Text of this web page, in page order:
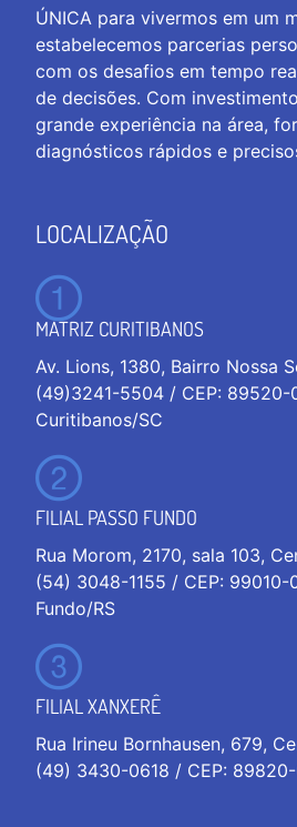
ÚNICA para vivermos em um
estabelecemos parcerias
com os desafios em tempo
de decisões. Com
grande experiência na área,
diagnósticos rápidos e
LOCALIZAÇÃO
MATRIZ CURITIBANOS
Av. Lions, 1380, Bairro Nossa
(49)3241-5504 / CEP: 89520-
Curitibanos/SC
FILIAL PASSO FUNDO
Rua Morom, 2170, sala 103,
(54) 3048-1155 / CEP: 99010-
Fundo/RS
FILIAL XANXERÊ
Rua Irineu Bornhausen, 679,
(49) 3430-0618 / CEP: